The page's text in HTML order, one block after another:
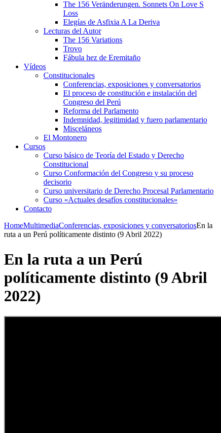
The 156 Veränderungen. Sonnets On Love S
Loss
Elegías de Asfixia A La Deriva
Lecturas del Autor
The 156 Variations
Trovo
Fábula hez de Eremitaño
Vídeos
Constitucionales
Conferencias, exposiciones y conversatorios
El proceso de constitución e instalación del
Congreso del Perú
Reforma del Parlamento
Indemnidad, legitimidad y fuero parlamentario
Misceláneos
El Montonero
Cursos
Curso básico de Teoría del Estado y Derecho
Constitucional
Curso Conformación del Congreso y su proceso
decisorio
Curso universitario de Derecho Procesal Parlamentario
Curso «Actuales desafíos constitucionales»
Contacto
HomeMultimediaConferencias, exposiciones y conversatoriosEn la
ruta a un Perú políticamente distinto (9 Abril 2022)
En la ruta a un Perú
políticamente distinto (9 Abril
2022)